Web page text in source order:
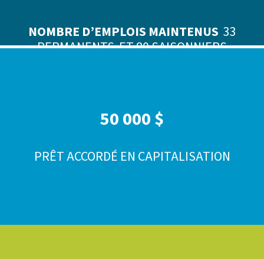
NOMBRE D’EMPLOIS MAINTENUS 33
PERMANENTS ET 80 SAISONNIERS
50 000 $
PRÊT ACCORDÉ EN CAPITALISATION